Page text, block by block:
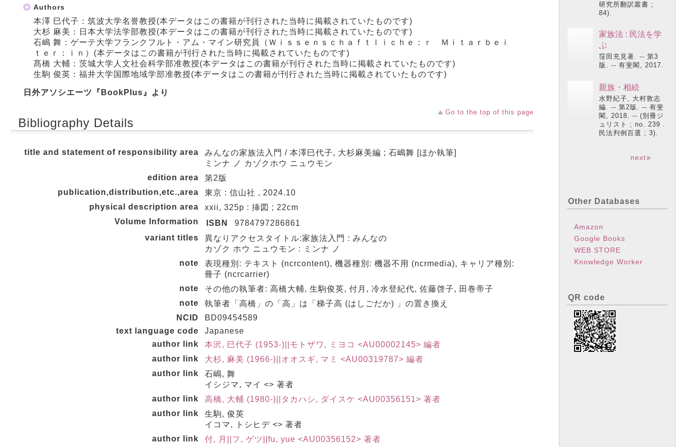
Authors
本澤 巳代子：筑波大学名誉教授(本データはこの書籍が刊行された当時に掲載されていたものです)
大杉 麻美：日本大学法学部教授(本データはこの書籍が刊行された当時に掲載されていたものです)
石嶋 舞：ゲーテ大学フランクフルト・アム・マイン研究員（Ｗｉｓｓｅｎｓｃｈａｆｔｌｉｃｈｅ：ｒ Ｍｉｔａｒｂｅｉ
ｔｅｒ：ｉｎ）(本データはこの書籍が刊行された当時に掲載されていたものです)
髙橋 大輔：茨城大学人文社会科学部准教授(本データはこの書籍が刊行された当時に掲載されていたものです)
生駒 俊英：福井大学国際地域学部准教授(本データはこの書籍が刊行された当時に掲載されていたものです)
日外アソシエーツ『BookPlus』より
Go to the top of this page
Bibliography Details
title and statement of responsibility area
みんなの家族法入門 / 本澤巳代子, 大杉麻美編 ; 石嶋舞 [ほか執筆]
ミンナ ノ カゾクホウ ニュウモン
edition area
第2版
publication,distribution,etc.,area
東京 : 信山社 , 2024.10
physical description area
xxii, 325p : 挿図 ; 22cm
Volume Information
ISBN
9784797286861
variant titles
異なりアクセスタイトル:家族法入門 : みんなの
カゾク ホウ ニュウモン : ミンナ ノ
note
表現種別: テキスト (ncrcontent), 機器種別: 機器不用 (ncrmedia), キャリア種別:
冊子 (ncrcarrier)
note
その他の執筆者: 高橋大輔, 生駒俊英, 付月, 冷水登紀代, 佐藤啓子, 田巻帝子
note
執筆者「高橋」の「高」は「梯子高 (はしごだか) 」の置き換え
NCID
BD09454589
text language code
Japanese
author link
本沢, 巳代子 (1953-)||モトザワ, ミヨコ <AU00002145> 編者
author link
大杉, 麻美 (1966-)||オオスギ, マミ <AU00319787> 編者
author link
石嶋, 舞
イシジマ, マイ <> 著者
author link
高橋, 大輔 (1980-)||タカハシ, ダイスケ <AU00356151> 著者
author link
生駒, 俊英
イコマ, トシヒデ <> 著者
author link
付, 月||フ, ゲツ||fu, yue <AU00356152> 著者
研究所翻訳叢書 ;
84).
家族法 : 民法を学
ぶ
窪田充見著. -- 第3
版. -- 有斐閣, 2017.
親族・相続
水野紀子, 大村敦志
編. -- 第2版. -- 有斐
閣, 2018. -- (別冊ジ
ュリスト ; no. 239 .
民法判例百選 ; 3).
next
Other Databases
Amazon
Google Books
WEB STORE
Knowledge Worker
QR code